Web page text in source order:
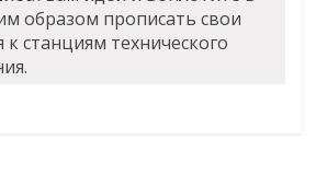
образом прописать свои
к станциям технического